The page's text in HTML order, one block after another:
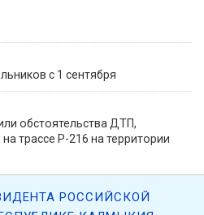
с 1 сентября
обстоятельства ДТП,
трассе Р-216 на территории
РОССИЙСКОЙ